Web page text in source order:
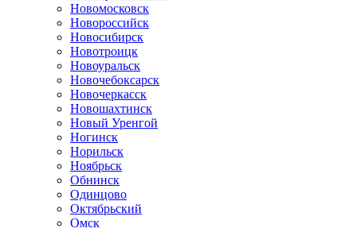
Новомосковск
Новороссийск
Новосибирск
Новотроицк
Новоуральск
Новочебоксарск
Новочеркасск
Новошахтинск
Новый Уренгой
Ногинск
Норильск
Ноябрьск
Обнинск
Одинцово
Октябрьский
Омск